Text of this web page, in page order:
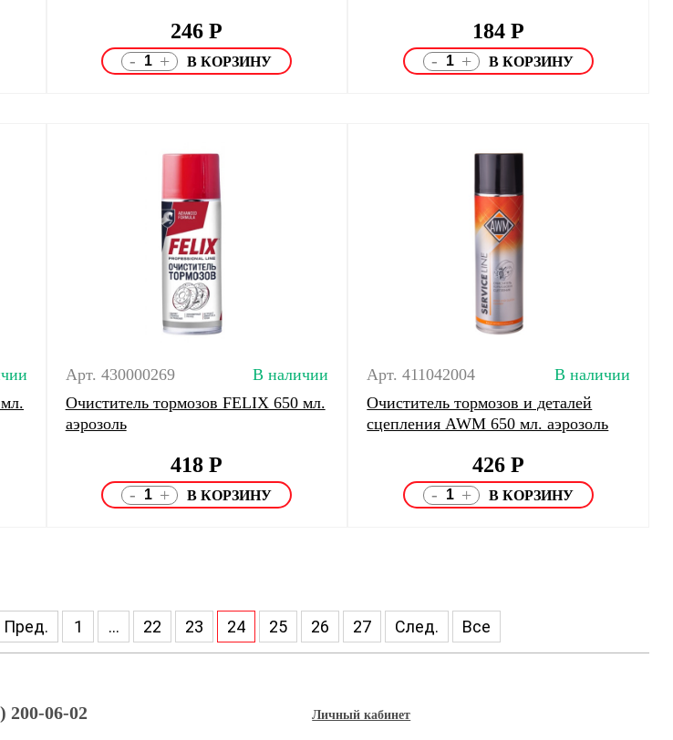
246Р
- +
184Р
- +
Арт. 430000269
В наличии
Очиститель тормозов FELIX 650 мл.
аэрозоль
418Р
- +
Арт. 411042004
В наличии
Очиститель тормозов и деталей
сцепления AWM 650 мл. аэрозоль
426Р
- +
Пред. 1 ... 22 23 24 25 26 27 След. Все
200-06-02 Личный кабинет